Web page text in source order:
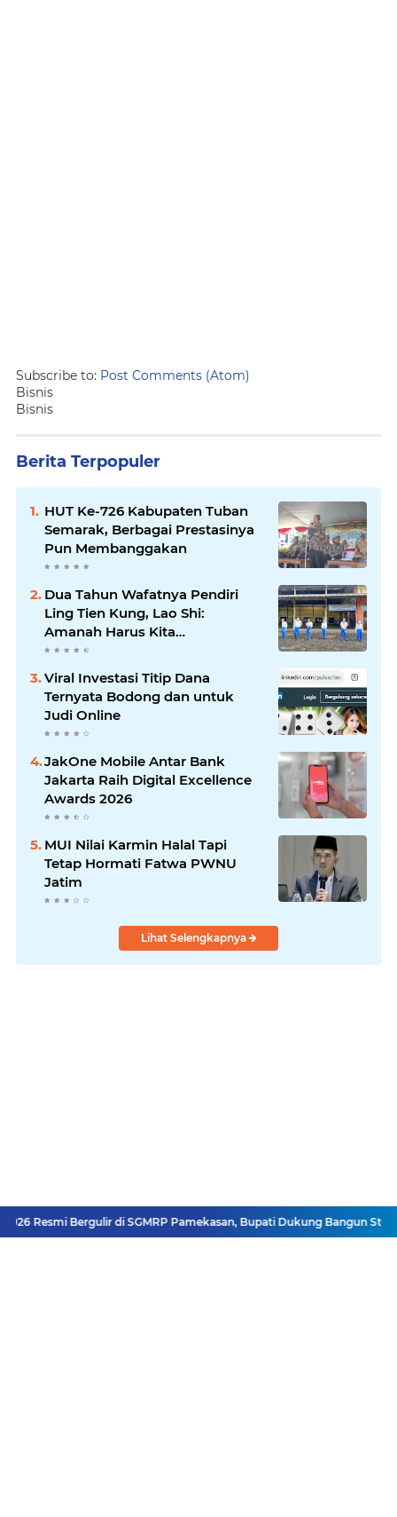
Subscribe to: Post Comments (Atom)
Bisnis
Bisnis
Berita Terpopuler
HUT Ke-726 Kabupaten Tuban
Semarak, Berbagai Prestasinya
Pun Membanggakan
Dua Tahun Wafatnya Pendiri
Ling Tien Kung, Lao Shi:
Amanah Harus Kita
Laksanakan!
Viral Investasi Titip Dana
Ternyata Bodong dan untuk
Judi Online
JakOne Mobile Antar Bank
Jakarta Raih Digital Excellence
Awards 2026
MUI Nilai Karmin Halal Tapi
Tetap Hormati Fatwa PWNU
Jatim
Lihat Selengkapnya
Resmi Bergulir di SGMRP Pamekasan, Bupati Dukung Bangun